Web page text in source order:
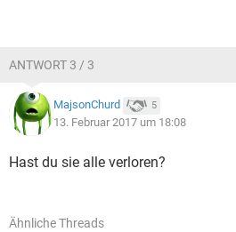
ANTWORT 3 / 3
MajsonChurd 5
13. Februar 2017 um 18:08
Hast du sie alle verloren?
Ähnliche Threads